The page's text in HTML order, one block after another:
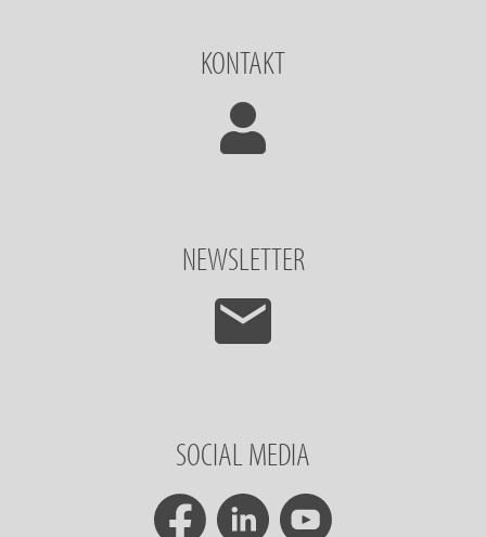
KONTAKT
NEWSLETTER
SOCIAL MEDIA